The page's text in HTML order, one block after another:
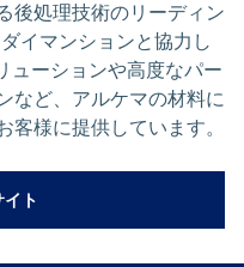
後処理技術のリーディン
イマンションと協力し
ューションや高度なパー
など、アルケマの材料に
様に提供しています。
ト